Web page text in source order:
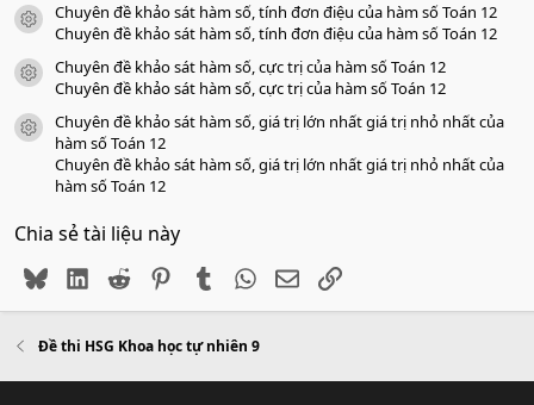
icon tài liệu
Chuyên đề khảo sát hàm số, tính đơn điệu của hàm số Toán 12
Chuyên đề khảo sát hàm số, tính đơn điệu của hàm số Toán 12
icon tài liệu
Chuyên đề khảo sát hàm số, cực trị của hàm số Toán 12
Chuyên đề khảo sát hàm số, cực trị của hàm số Toán 12
icon tài liệu
Chuyên đề khảo sát hàm số, giá trị lớn nhất giá trị nhỏ nhất của
hàm số Toán 12
Chuyên đề khảo sát hàm số, giá trị lớn nhất giá trị nhỏ nhất của
hàm số Toán 12
Chia sẻ tài liệu này
BlueskyLinkedIn
Reddit PinterestTumblr WhatsApp
EmailLink
Đề thi HSG Khoa học tự nhiên 9